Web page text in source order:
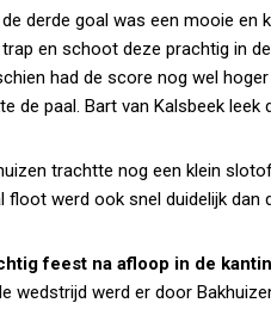
derde goal was een mooie en
en schoot deze prachtig in
had de score nog wel
de paal. Bart van Kalsbeek
trachtte nog een klein
floot werd ook snel duidelijk dan
feest na afloop in de
wedstrijd werd er door